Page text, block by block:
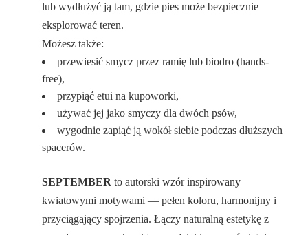
lub wydłużyć ją tam, gdzie pies może bezpiecznie
eksplorować teren.
Możesz także:
przewiesić smycz przez ramię lub biodro (hands-
free),
przypiąć etui na kupoworki,
używać jej jako smyczy dla dwóch psów,
wygodnie zapiąć ją wokół siebie podczas dłuższych
spacerów.
SEPTEMBER to autorski wzór inspirowany
kwiatowymi motywami — pełen koloru, harmonijny i
przyciągający spojrzenia. Łączy naturalną estetykę z